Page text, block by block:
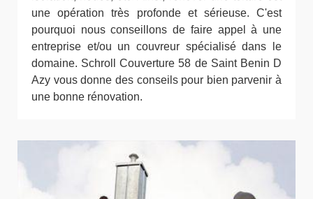
une opération très profonde et sérieuse. C'est
pourquoi nous conseillons de faire appel à une
entreprise et/ou un couvreur spécialisé dans le
domaine. Schroll Couverture 58 de Saint Benin D
Azy vous donne des conseils pour bien parvenir à
une bonne rénovation.